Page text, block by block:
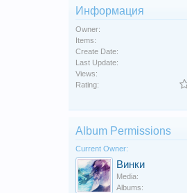
Информация
Owner:
Items:
Create Date:
Last Update:
Views:
Rating:
Album Permissions
Current Owner:
Винки
Media:
Albums: